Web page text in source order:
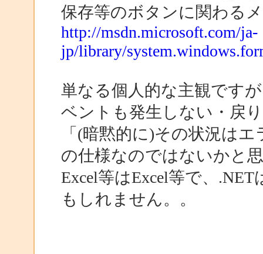
保存等のボタンに関わる
http://msdn.microsoft.com/ja-
jp/library/
単なる個人的な主観です
ベントも発生しない・戻
「(暗黙的に)その状況は
の仕様なのではないかと
Excel等はExcel等で、
もしれません。。